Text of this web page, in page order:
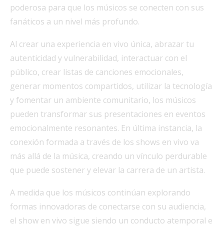
poderosa para que los músicos se conecten con sus
fanáticos a un nivel más profundo.
Al crear una experiencia en vivo única, abrazar tu
autenticidad y vulnerabilidad, interactuar con el
público, crear listas de canciones emocionales,
generar momentos compartidos, utilizar la tecnología
y fomentar un ambiente comunitario, los músicos
pueden transformar sus presentaciones en eventos
emocionalmente resonantes. En última instancia, la
conexión formada a través de los shows en vivo va
más allá de la música, creando un vínculo perdurable
que puede sostener y elevar la carrera de un artista.
A medida que los músicos continúan explorando
formas innovadoras de conectarse con su audiencia,
el show en vivo sigue siendo un conducto atemporal e